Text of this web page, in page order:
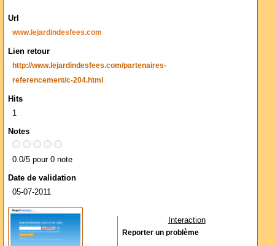
Url
www.lejardindesfees.com
Lien retour
http://www.lejardindesfees.com/partenaires-
referencement/c-204.html
Hits
1
Notes
0.0/5 pour 0 note
Date de validation
05-07-2011
Interaction
Reporter un problème